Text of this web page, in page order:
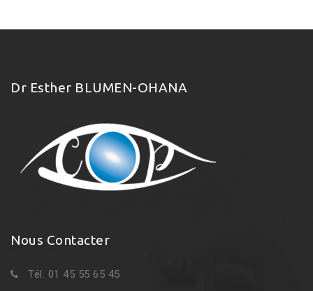
Dr Esther BLUMEN-OHANA
Nous Contacter
Tél. 01 45 55 65 45